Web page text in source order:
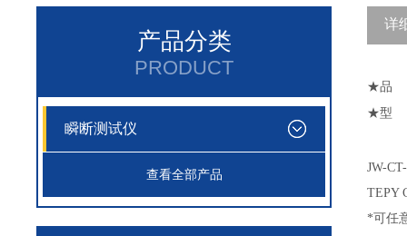
产品分类
PRODUCT
瞬断测试仪
查看全部产品
详
★品
★型
JW-
TEPY
*可任